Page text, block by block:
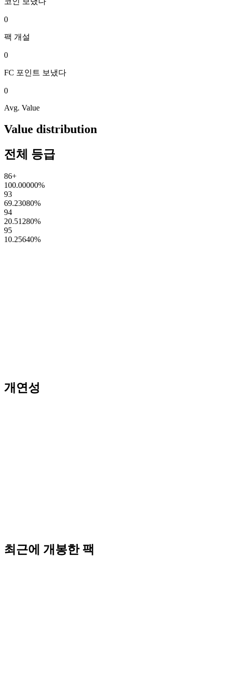
0
팩 개설
0
FC 포인트 보냈다
0
Avg. Value
Value distribution
전체 등급
86+
100.00000%
93
69.23080%
94
20.51280%
95
10.25640%
개연성
최근에 개봉한 팩